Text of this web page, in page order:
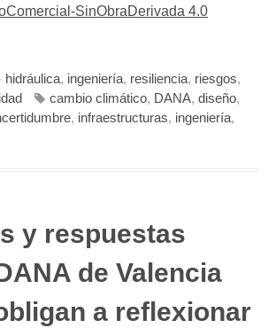
SinObraDerivada 4.0
hidráulica, ingeniería, resiliencia, riesgos,
cambio climático, DANA, diseño,
, infraestructuras, ingeniería,
y respuestas
de Valencia
a reflexionar